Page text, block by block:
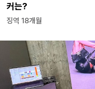
커는?
징역 18개월